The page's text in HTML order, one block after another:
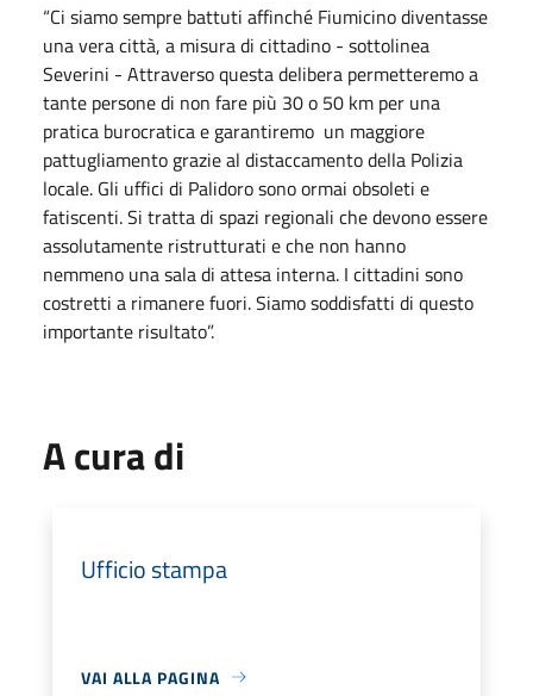
“Ci siamo sempre battuti affinché Fiumicino diventasse
una vera città, a misura di cittadino - sottolinea
Severini - Attraverso questa delibera permetteremo a
tante persone di non fare più 30 o 50 km per una
pratica burocratica e garantiremo un maggiore
pattugliamento grazie al distaccamento della Polizia
locale. Gli uffici di Palidoro sono ormai obsoleti e
fatiscenti. Si tratta di spazi regionali che devono essere
assolutamente ristrutturati e che non hanno
nemmeno una sala di attesa interna. I cittadini sono
costretti a rimanere fuori. Siamo soddisfatti di questo
importante risultato”.
A cura di
Ufficio stampa
VAI ALLA PAGINA